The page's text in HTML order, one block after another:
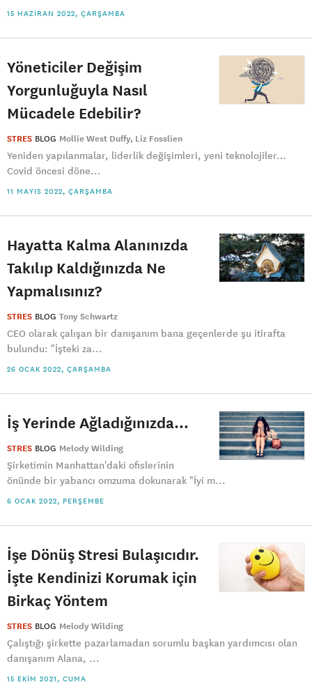
15 HAZIRAN 2022, ÇARŞAMBA
Yöneticiler Değişim
Yorgunluğuyla Nasıl
Mücadele Edebilir?
STRES BLOG Mollie West Duffy Liz Fosslien
Yeniden yapılanmalar, liderlik değişimleri, yeni teknolojiler…
Covid öncesi döne...
11 MAYIS 2022, ÇARŞAMBA
Hayatta Kalma Alanınızda
Takılıp Kaldığınızda Ne
Yapmalısınız?
STRES BLOG Tony Schwartz
CEO olarak çalışan bir danışanım bana geçenlerde şu itirafta
bulundu: "İşteki za...
26 OCAK 2022, ÇARŞAMBA
İş Yerinde Ağladığınızda…
STRES BLOG Melody Wilding
Şirketimin Manhattan'daki ofislerinin
önünde bir yabancı omzuma dokunarak "İyi m...
6 OCAK 2022, PERŞEMBE
İşe Dönüş Stresi Bulaşıcıdır.
İşte Kendinizi Korumak için
Birkaç Yöntem
STRES BLOG Melody Wilding
Çalıştığı şirkette pazarlamadan sorumlu başkan yardımcısı olan
danışanım Alana, ...
15 EKIM 2021, CUMA